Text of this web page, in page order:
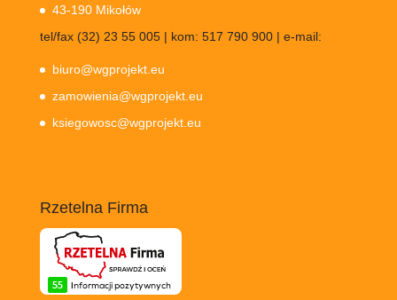
43-190 Mikołów
tel/fax (32) 23 55 005 | kom: 517 790 900 | e-mail:
biuro@wgprojekt.eu
zamowienia@wgprojekt.eu
ksiegowosc@wgprojekt.eu
Rzetelna Firma